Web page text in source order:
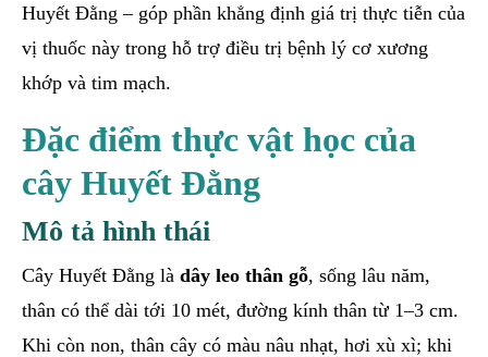
Huyết Đằng – góp phần khẳng định giá trị thực tiễn của
vị thuốc này trong hỗ trợ điều trị bệnh lý cơ xương
khớp và tim mạch.
Đặc điểm thực vật học của
cây Huyết Đằng
Mô tả hình thái
Cây Huyết Đằng là dây leo thân gỗ, sống lâu năm,
thân có thể dài tới 10 mét, đường kính thân từ 1–3 cm.
Khi còn non, thân cây có màu nâu nhạt, hơi xù xì; khi